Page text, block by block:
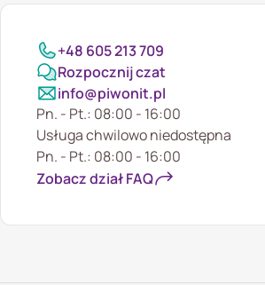
+48 605 213 709
Rozpocznij czat
info@piwonit.pl
Pn. - Pt.: 08:00 - 16:00
Usługa chwilowo niedostępna
Pn. - Pt.: 08:00 - 16:00
Zobacz dział FAQ